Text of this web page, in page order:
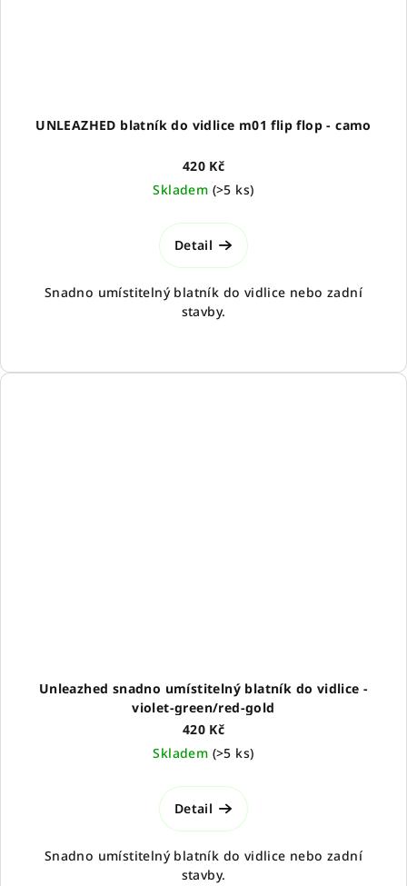
UNLEAZHED blatník do vidlice m01 flip flop - camo
420 Kč
Skladem (>5 ks)
Detail
Snadno umístitelný blatník do vidlice nebo zadní
stavby.
Unleazhed snadno umístitelný blatník do vidlice -
violet-green/red-gold
420 Kč
Skladem (>5 ks)
Detail
Snadno umístitelný blatník do vidlice nebo zadní
stavby.